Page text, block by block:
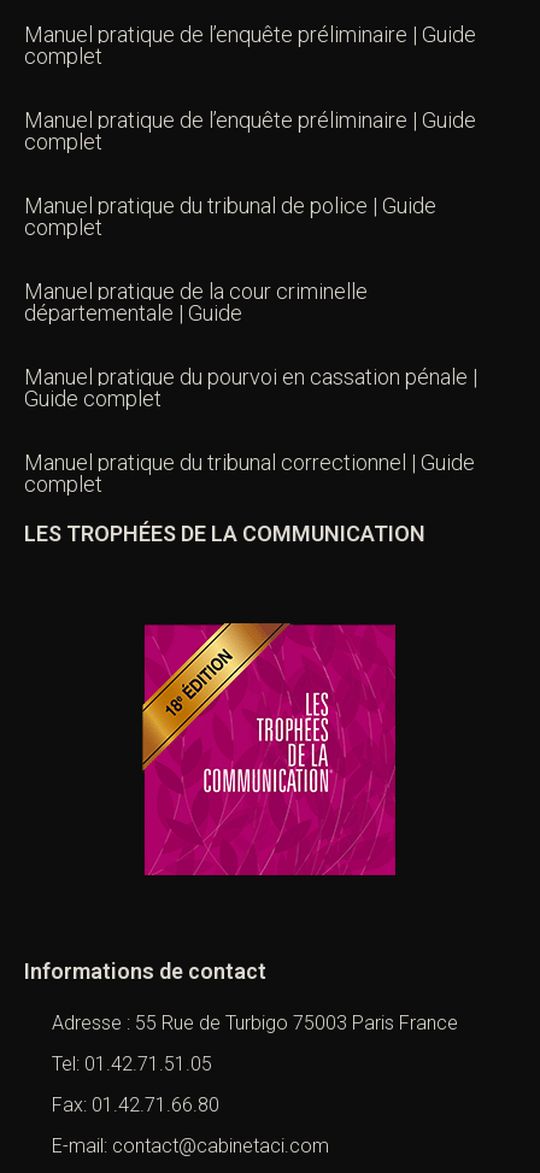
Manuel pratique de l’enquête préliminaire | Guide
complet
Manuel pratique de l’enquête préliminaire | Guide
complet
Manuel pratique du tribunal de police | Guide
complet
Manuel pratique de la cour criminelle
départementale | Guide
Manuel pratique du pourvoi en cassation pénale |
Guide complet
Manuel pratique du tribunal correctionnel | Guide
complet
LES TROPHÉES DE LA COMMUNICATION
Informations de contact
Adresse : 55 Rue de Turbigo 75003 Paris France
Tel: 01.42.71.51.05
Fax: 01.42.71.66.80
E-mail: contact@cabinetaci.com